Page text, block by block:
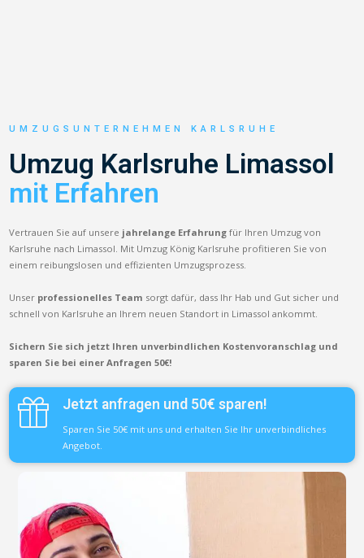
UMZUGSUNTERNEHMEN KARLSRUHE
Umzug Karlsruhe Limassol
mit Erfahren
Vertrauen Sie auf unsere jahrelange Erfahrung für Ihren Umzug von
Karlsruhe nach Limassol. Mit Umzug König Karlsruhe profitieren Sie von
einem reibungslosen und effizienten Umzugsprozess.
Unser professionelles Team sorgt dafür, dass Ihr Hab und Gut sicher und
schnell von Karlsruhe an Ihrem neuen Standort in Limassol ankommt.
Sichern Sie sich jetzt Ihren unverbindlichen Kostenvoranschlag und
sparen Sie bei einer Anfragen 50€!
Jetzt anfragen und 50€ sparen!
Sparen Sie 50€ mit uns und erhalten Sie Ihr unverbindliches
Angebot.